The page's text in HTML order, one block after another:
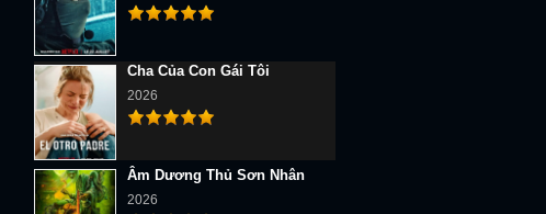
Cha Của Con Gái Tôi
2026
Âm Dương Thủ Sơn Nhân
2026